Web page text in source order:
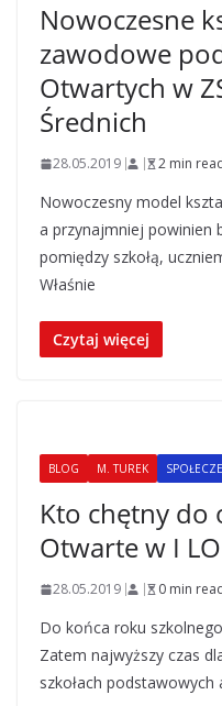
Nowoczesne
zawodowe
Otwartych w
Średnich
28.05.2019 2 min
Nowoczesny model
a przynajmniej powinien
pomiędzy szkołą,
Właśnie
Czytaj więcej
BLOG M. TUREK
Kto chętny do
Otwarte w I
28.05.2019 0 min
Do końca roku
Zatem najwyższy czas
szkołach podstawowych